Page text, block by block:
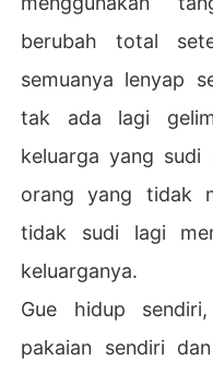
berubah total
semuanya lenyap
tak ada lagi
keluarga yang sudi
orang yang tidak
tidak sudi lagi
keluarganya.
Gue hidup
pakaian sendiri